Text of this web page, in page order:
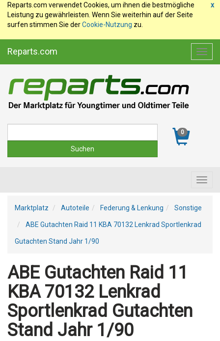
x
Reparts.com verwendet Cookies, um ihnen die bestmögliche
Leistung zu gewährleisten. Wenn Sie weiterhin auf der Seite
surfen stimmen Sie derCookie-Nutzung zu.
Reparts.com
0
Marktplatz Autoteile Federung & Lenkung Sonstige
ABE Gutachten Raid 11 KBA 70132 Lenkrad Sportlenkrad
Gutachten Stand Jahr 1/90
ABE Gutachten Raid 11
KBA 70132 Lenkrad
Sportlenkrad Gutachten
Stand Jahr 1/90